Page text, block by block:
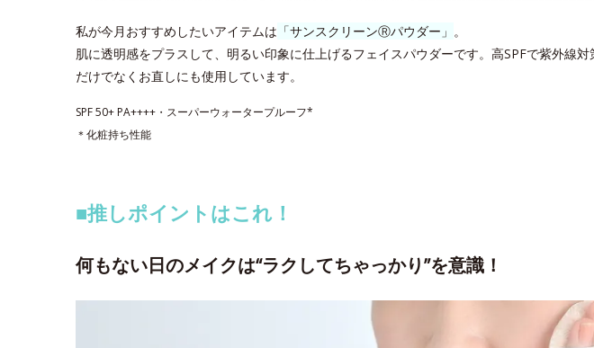
私が今月おすすめしたいアイテムは 「サンスクリーンⓇパウダー」 。
肌に透明感をプラスして、明るい印象に仕上げるフェイスパウダーです。高SPFで紫外線
だけでなくお直しにも使用しています。
SPF 50+ PA++++・スーパーウォータープルーフ*
＊化粧持ち性能
■推しポイントはこれ！
何もない日のメイクは“ラクしてちゃっかり”を意識！